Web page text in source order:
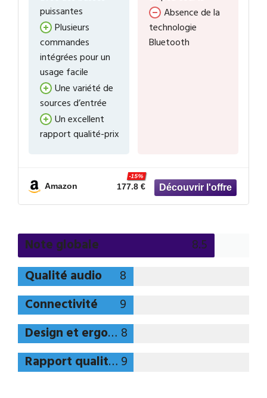
puissantes
Plusieurs
commandes
intégrées pour un
usage facile
Une variété de
sources d’entrée
Un excellent
rapport qualité-prix
Absence de la
technologie
Bluetooth
Amazon 177.8 €
-15%
Note globale
8.5
Qualité audio
8
Connectivité
9
Design et ergonomie 8
Rapport qualité-prix 9